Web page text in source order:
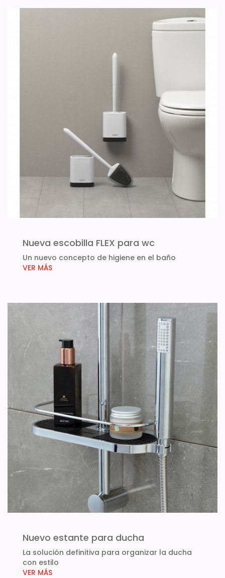
Nueva escobilla FLEX para wc
Un nuevo concepto de higiene en el baño
VER MÁS
Nuevo estante para ducha
La solución definitiva para organizar la ducha
con estilo
VER MÁS